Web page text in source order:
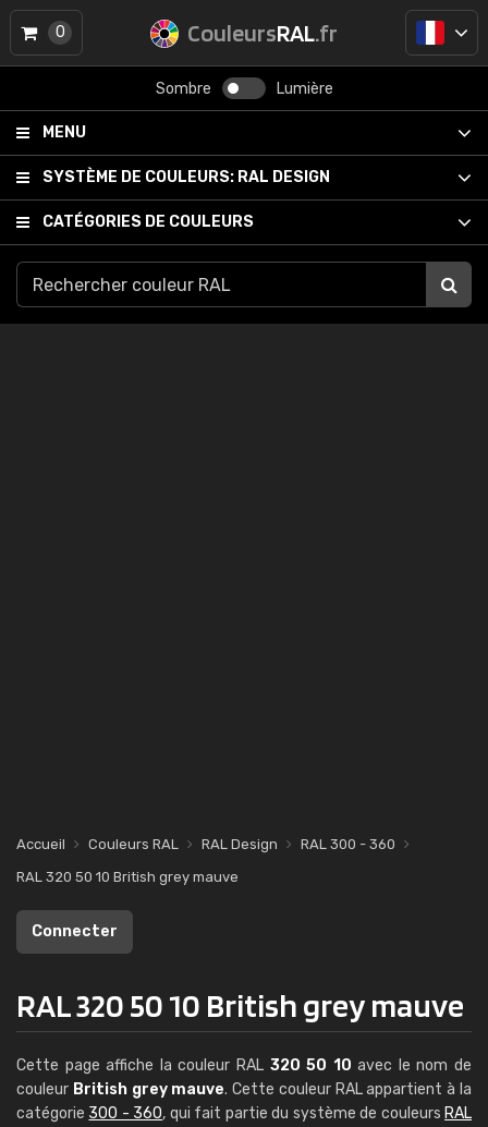
CouleursRAL.fr
Sombre Lumière
MENU
SYSTÈME DE COULEURS: RAL DESIGN
CATÉGORIES DE COULEURS
0
Accueil Couleurs RAL RAL Design
RAL 300 - 360
RAL 320 50 10 British grey mauve
Connecter
RAL 320 50 10 British grey mauve
Cette page affiche la couleur RAL 320 50 10 avec le nom de
couleur British grey mauve. Cette couleur RAL appartient à la
catégorie 300 - 360, qui fait partie du système de couleurs RAL